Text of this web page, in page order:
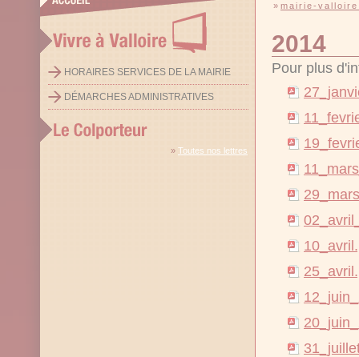
HORAIRES SERVICES DE LA MAIRIE
DÉMARCHES ADMINISTRATIVES
» Toutes nos lettres
» mairie-
2014
Pour plus